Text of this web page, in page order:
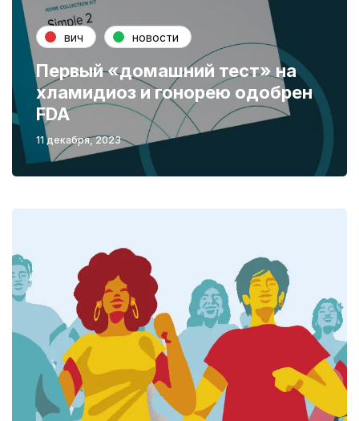
вич новости
Первый «домашний тест» на
хламидиоз и гонорею одобрен
FDA
11 декабря, 2023